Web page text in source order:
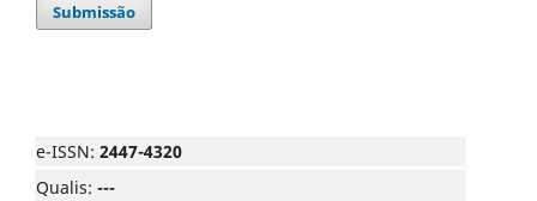
Submissão
e-ISSN: 2447-4320
Qualis: ---